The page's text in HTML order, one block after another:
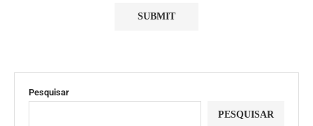
Pesquisar
PESQUISAR